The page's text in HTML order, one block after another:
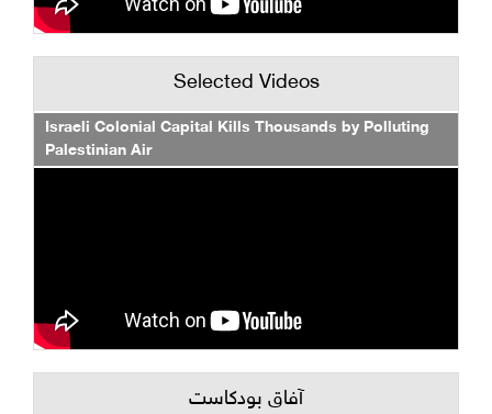
Selected Videos
Israeli Colonial Capital Kills Thousands by Polluting
Palestinian Air
آفاق بودكاست